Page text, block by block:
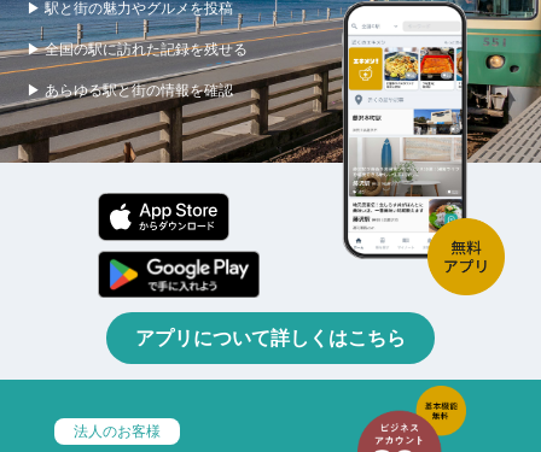
▶ 駅と街の魅力やグルメを投稿
▶ 全国の駅に訪れた記録を残せる
▶ あらゆる駅と街の情報を確認
アプリについて詳しくはこちら
法人のお客様